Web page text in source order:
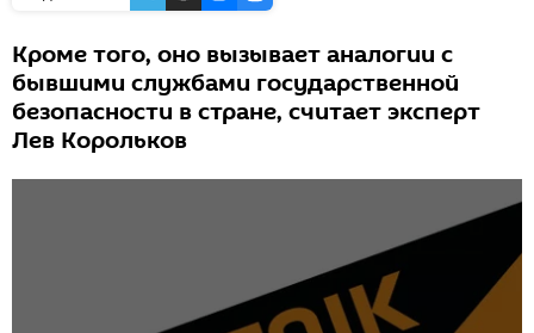
Кроме того, оно вызывает аналогии с
бывшими службами государственной
безопасности в стране, считает эксперт
Лев Корольков